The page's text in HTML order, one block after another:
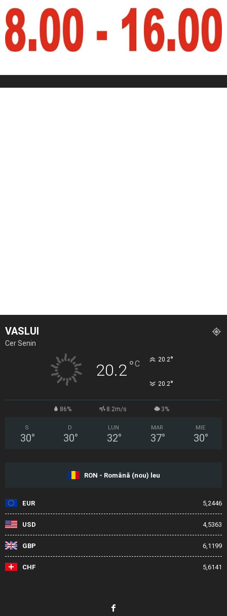
VASLUI
Cer Senin
20.2°C 20.2°
20.2°
86% 8.2m/s 3%
S
30°
D
30°
LUN
32°
MAR
37°
MIE
30°
RON - Română (nou) leu
EUR 5,2446
USD 4,5363
GBP 6,1199
CHF 5,6141